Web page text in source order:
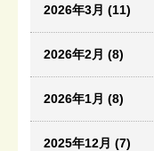
2026年3月 (11)
2026年2月 (8)
2026年1月 (8)
2025年12月 (7)